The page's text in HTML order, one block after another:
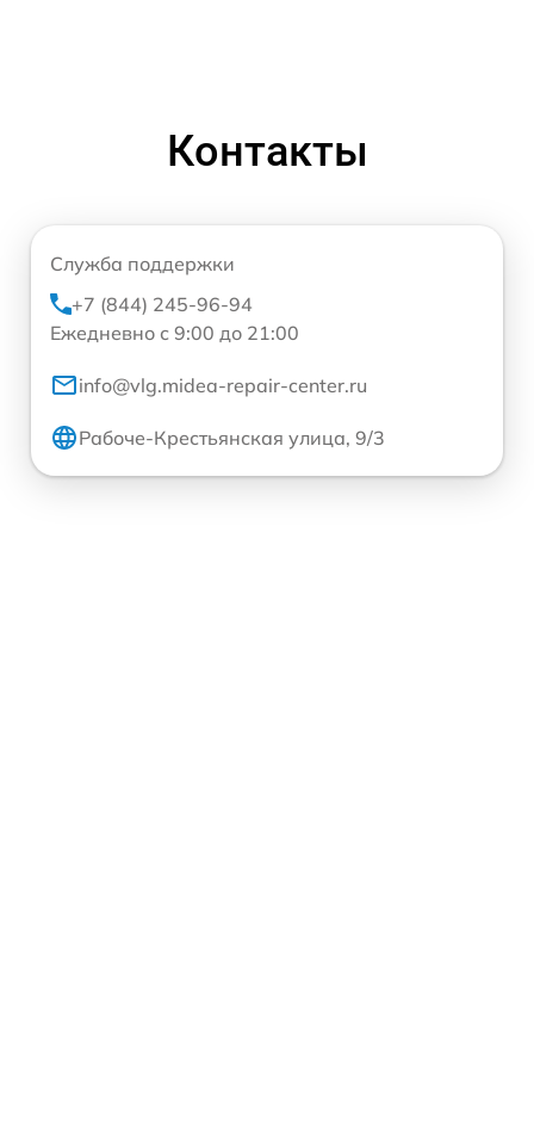
Контакты
Служба поддержки
+7 (844) 245-96-94
Ежедневно с 9:00 до 21:00
info@vlg.midea-repair-center.ru
Рабоче-Крестьянская улица, 9/3